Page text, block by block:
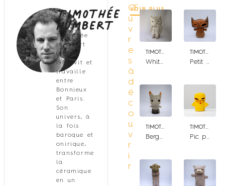
Timothée
Humbert
Timothée
Humbert
(né en
1981) vit et
travaille
entre
Bonnieux
et Paris.
Son
univers, à
la fois
baroque et
onirique,
transforme
la
céramique
en un
Œ
u
v
r
e
s
à
d
é
c
o
u
v
r
i
r
VOIR PLUS
TIMOTHÉE HUMBERT
White owl
TIMOTHÉE HUMBERT
Petit Sorcier
TIMOTHÉE HUMBERT
Bergamotte
TIMOTHÉE HUMBERT
Pic pic